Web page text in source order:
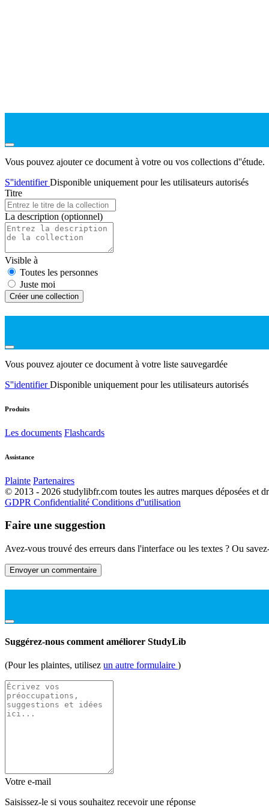
Vous pouvez ajouter ce document à votre ou vos collections d''étude.
S''identifierDisponible uniquement pour les utilisateurs autorisés
Titre
La description (optionnel)
Visible à
Toutes les personnes
Juste moi
Créer une collection
Vous pouvez ajouter ce document à votre liste sauvegardée
S''identifierDisponible uniquement pour les utilisateurs autorisés
Produits
Les documents Flashcards
Assistance
Plainte Partenaires
© 2013 - 2026 studylibfr.com toutes les autres marques déposées et
GDPR Confidentialité Conditions d''utilisation
Faire une suggestion
Avez-vous trouvé des erreurs dans l'interface ou les textes ? Ou
Envoyer un commentaire
Suggérez-nous comment améliorer StudyLib
(Pour les plaintes, utilisez un autre formulaire )
Votre e-mail
Saisissez-le si vous souhaitez recevoir une réponse